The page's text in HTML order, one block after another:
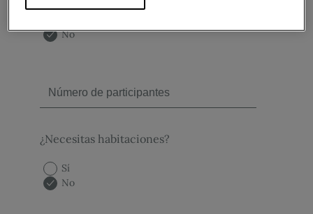
No
¿Necesitas habitaciones?
Sí
No